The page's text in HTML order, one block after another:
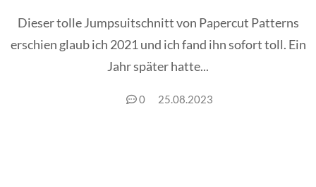
Dieser tolle Jumpsuitschnitt von Papercut Patterns
erschien glaub ich 2021 und ich fand ihn sofort toll. Ein
Jahr später hatte...
0 25.08.2023